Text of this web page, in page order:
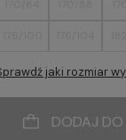
jaki rozmiar
DODAJ DO